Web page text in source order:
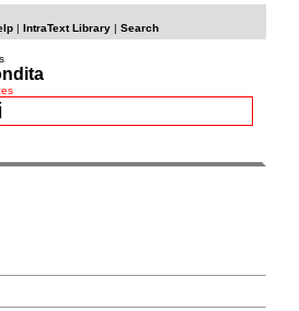
| IntraText Library| Search